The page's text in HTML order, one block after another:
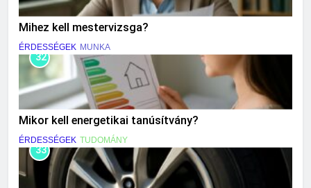
Mihez kell mestervizsga?
ÉRDESSÉGEK MUNKA
32
Mikor kell energetikai tanúsítvány?
ÉRDESSÉGEK TUDOMÁNY
33